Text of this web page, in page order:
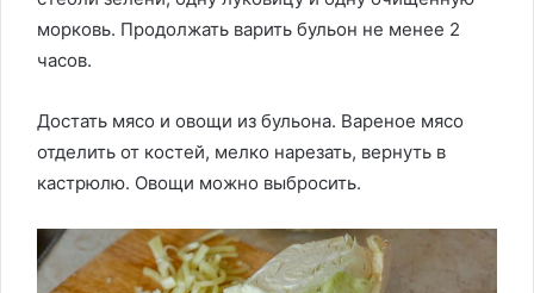
морковь. Продолжать варить бульон не менее 2
часов.
Достать мясо и овощи из бульона. Вареное мясо
отделить от костей, мелко нарезать, вернуть в
кастрюлю. Овощи можно выбросить.